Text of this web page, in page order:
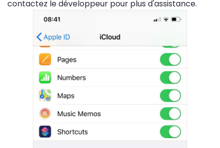
contactez le développeur pour plus d'assistance.